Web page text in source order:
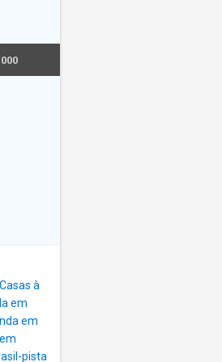
Casas à
em
em
pista